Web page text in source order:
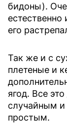
бидоны).
его
Так же и с
плетеные и
ягод. Все
случайным
простым.